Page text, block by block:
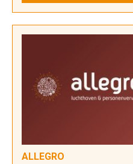
ALLEGRO